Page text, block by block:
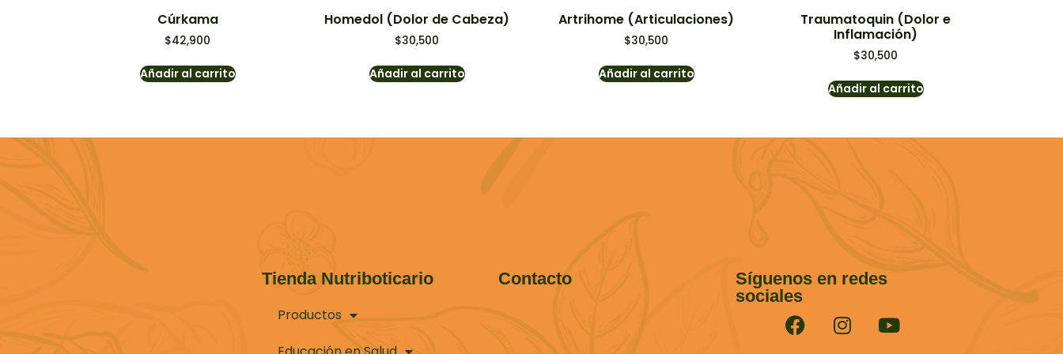
Cúrkama
$42,900
Añadir al carrito
Homedol (Dolor de Cabeza)
$30,500
Añadir al carrito
Artrihome (Articulaciones)
$30,500
Añadir al carrito
Traumatoquin (Dolor e
Inflamación)
$30,500
Añadir al carrito
Tienda Nutriboticario
Productos
Contacto
Síguenos en redes
sociales